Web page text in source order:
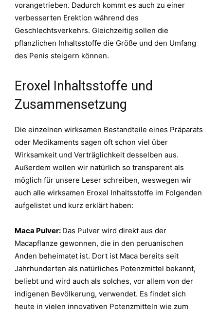
vorangetrieben. Dadurch kommt es auch zu einer
verbesserten Erektion während des
Geschlechtsverkehrs. Gleichzeitig sollen die
pflanzlichen Inhaltsstoffe die Größe und den Umfang
des Penis steigern können.
Eroxel Inhaltsstoffe und
Zusammensetzung
Die einzelnen wirksamen Bestandteile eines Präparats
oder Medikaments sagen oft schon viel über
Wirksamkeit und Verträglichkeit desselben aus.
Außerdem wollen wir natürlich so transparent als
möglich für unsere Leser schreiben, weswegen wir
auch alle wirksamen Eroxel Inhaltsstoffe im Folgenden
aufgelistet und kurz erklärt haben:
Maca Pulver: Das Pulver wird direkt aus der
Macapflanze gewonnen, die in den peruanischen
Anden beheimatet ist. Dort ist Maca bereits seit
Jahrhunderten als natürliches Potenzmittel bekannt,
beliebt und wird auch als solches, vor allem von der
indigenen Bevölkerung, verwendet. Es findet sich
heute in vielen innovativen Potenzmitteln wie zum